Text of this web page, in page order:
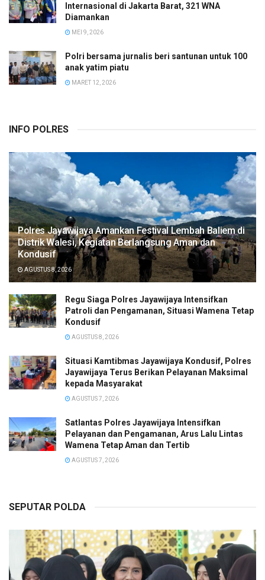
Internasional di Jakarta Barat, 321 WNA
Diamankan
MEI 9, 2026
Polri bersama jurnalis beri santunan untuk 100
anak yatim piatu
MARET 12, 2026
INFO POLRES
Polres Jayawijaya Amankan Festival Lembah Baliem di
Distrik Walesi, Kegiatan Berlangsung Aman dan
Kondusif
AGUSTUS 8, 2026
Regu Siaga Polres Jayawijaya Intensifkan
Patroli dan Pengamanan, Situasi Wamena Tetap
Kondusif
AGUSTUS 8, 2026
Situasi Kamtibmas Jayawijaya Kondusif, Polres
Jayawijaya Terus Berikan Pelayanan Maksimal
kepada Masyarakat
AGUSTUS 7, 2026
Satlantas Polres Jayawijaya Intensifkan
Pelayanan dan Pengamanan, Arus Lalu Lintas
Wamena Tetap Aman dan Tertib
AGUSTUS 7, 2026
SEPUTAR POLDA